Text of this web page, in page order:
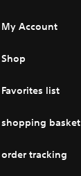
My Account
Shop
Favorites list
shopping basket
order tracking